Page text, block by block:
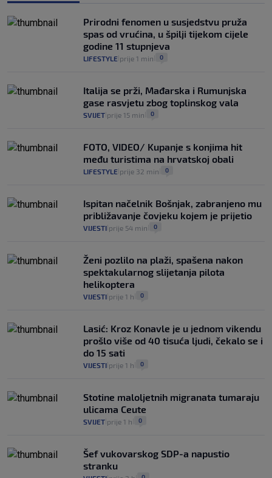
Analitičar o Mostu: Oni su u yin-yang
poziciji i imaju drugog najpoznatijeg
bravara u povijesti Hrvatske
VIJESTI 16
Prirodni fenomen u susjedstvu pruža
spas od vrućina, u špilji tijekom cijele
godine 11 stupnjeva
LIFESTYLE prije 1 min 0
Italija se prži, Mađarska i Rumunjska
gase rasvjetu zbog toplinskog vala
SVIJET prije 15 min 0
FOTO, VIDEO/ Kupanje s konjima hit
među turistima na hrvatskoj obali
LIFESTYLE prije 32 min 0
Ispitan načelnik Bošnjak, zabranjeno mu
približavanje čovjeku kojem je prijetio
VIJESTI prije 54 min 0
Ženi pozlilo na plaži, spašena nakon
spektakularnog slijetanja pilota
helikoptera
VIJESTI prije 1 h 0
Lasić: Kroz Konavle je u jednom vikendu
prošlo više od 40 tisuća ljudi, čekalo se i
do 15 sati
VIJESTI prije 1 h 0
Stotine maloljetnih migranata tumaraju
ulicama Ceute
SVIJET prije 1 h 0
Šef vukovarskog SDP-a napustio
stranku